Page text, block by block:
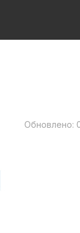
Обновлено: